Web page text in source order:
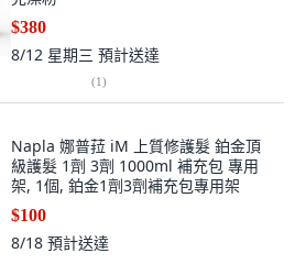
8/12 星期三
1)
級護髮 1劑 3劑 1000ml 補充包 專用
架, 1個, 鉑金1劑3劑補充包專用架
$100
8/18